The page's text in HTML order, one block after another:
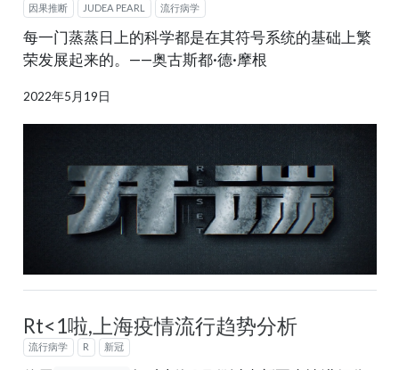
因果推断 JUDEA PEARL 流行病学
每一门蒸蒸日上的科学都是在其符号系统的基础上繁
荣发展起来的。——奥古斯都·德·摩根
2022年5月19日
Rt<1啦,上海疫情流行趋势分析
流行病学 R 新冠